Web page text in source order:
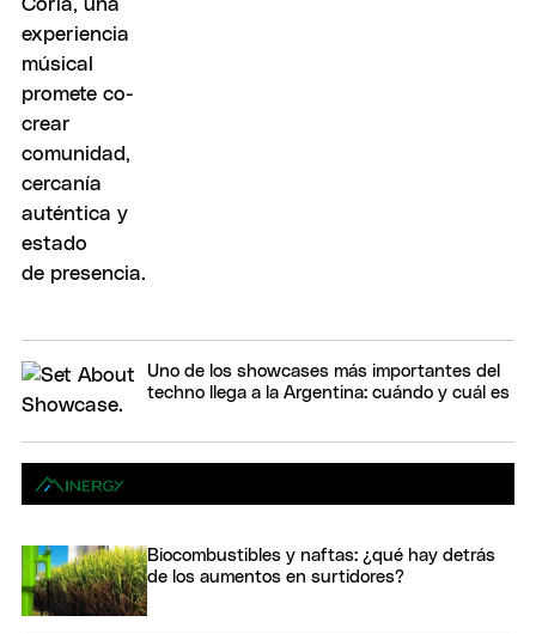
Uno de los showcases más importantes del
techno llega a la Argentina: cuándo y cuál es
Biocombustibles y naftas: ¿qué hay detrás
de los aumentos en surtidores?